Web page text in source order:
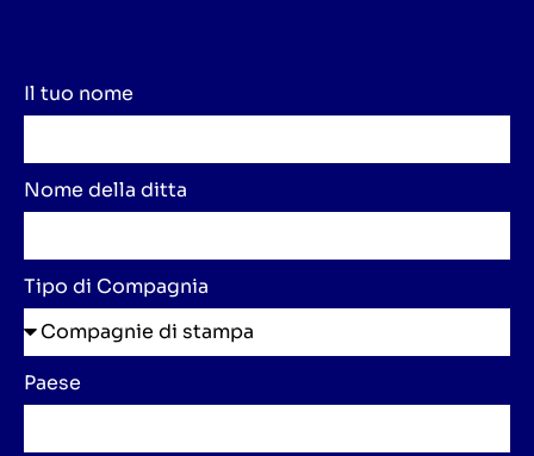
Il tuo nome
Nome della ditta
Tipo di Compagnia
Paese